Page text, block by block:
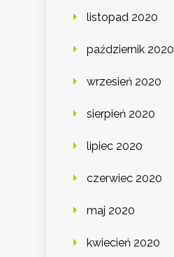
listopad 2020
październik 2020
wrzesień 2020
sierpień 2020
lipiec 2020
czerwiec 2020
maj 2020
kwiecień 2020